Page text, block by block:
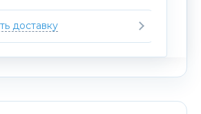
доставку